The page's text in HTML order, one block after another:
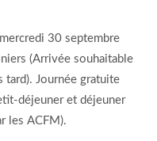
30 septembre
(Arrivée souhaitable
tard). Journée gratuite
déjeuner et déjeuner
les ACFM).